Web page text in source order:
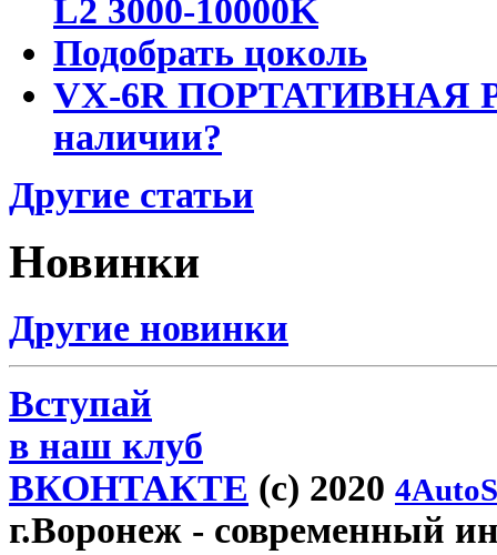
L2 3000-10000K
Подобрать цоколь
VX-6R ПОРТАТИВНАЯ
наличии?
Другие статьи
Новинки
Другие новинки
Вступай
в наш клуб
ВКОНТАКТЕ (c) 2020
г.Воронеж - современный